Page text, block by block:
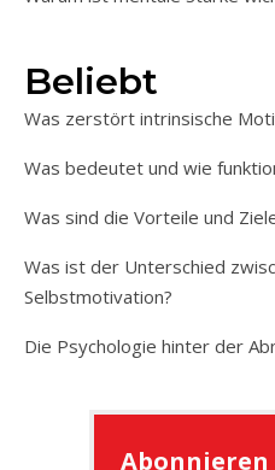
Beliebt
Was zerstört intrinsische
Was bedeutet und wie
Was sind die Vorteile und
Was ist der Unterschied
Selbstmotivation?
Die Psychologie hinter der
Abonnieren